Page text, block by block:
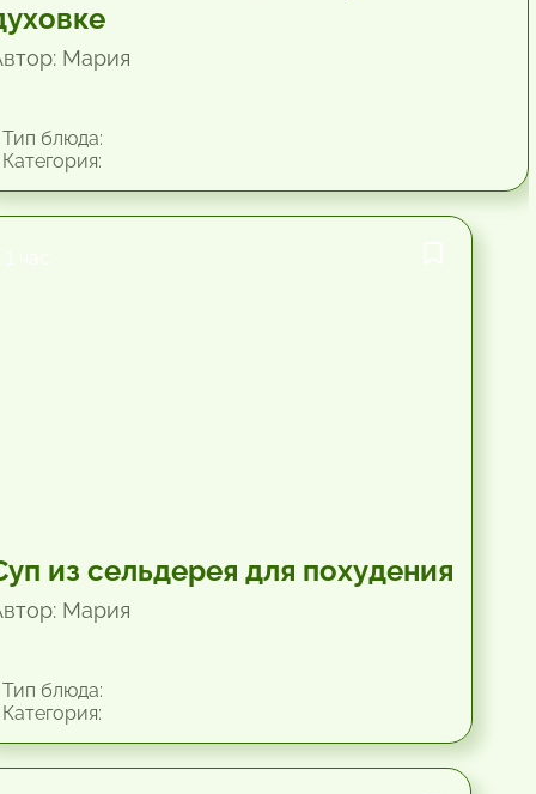
Мария
блюда:
из сельдерея для похудения
Мария
блюда: